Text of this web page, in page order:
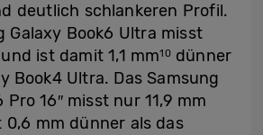
deutlich schlankeren Profil.
Galaxy Book6 Ultra misst
ist damit 1,1 mm10dünner
Book4 Ultra. Das Samsung
Pro 16″ misst nur 11,9 mm
mm dünner als das